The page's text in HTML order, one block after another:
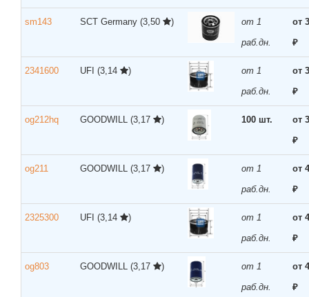
sm143 SCT Germany (3,50 )
от 1
раб.дн.
от
₽
2341600 UFI (3,14 )
от 1
раб.дн.
от
₽
og212hq GOODWILL (3,17 ) 100 шт.
от
₽
og211 GOODWILL (3,17 )
от 1
раб.дн.
от
₽
2325300 UFI (3,14 )
от 1
раб.дн.
от
₽
og803 GOODWILL (3,17 )
от 1
раб.дн.
от
₽